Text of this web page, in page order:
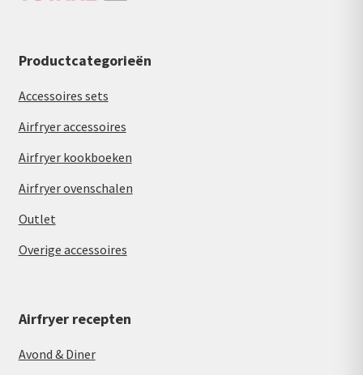
Productcategorieën
Accessoires sets
Airfryer accessoires
Airfryer kookboeken
Airfryer ovenschalen
Outlet
Overige accessoires
Airfryer recepten
Avond & Diner